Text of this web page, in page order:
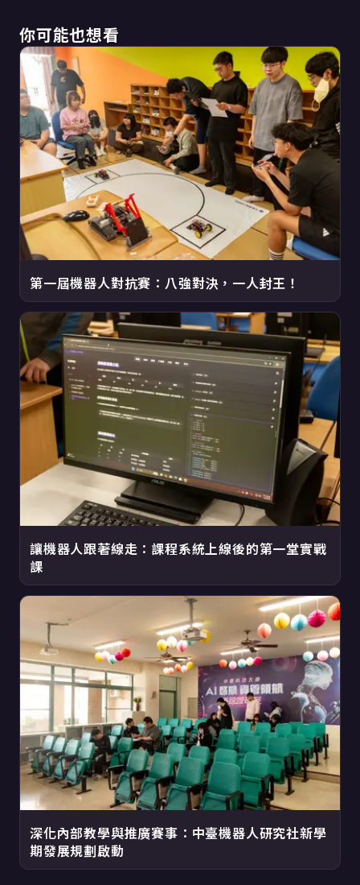
你可能也想看
第一屆機器人對抗賽：八強對決，一人封王！
讓機器人跟著線走：課程系統上線後的第一堂實戰
課
深化內部教學與推廣賽事：中臺機器人研究社新學
期發展規劃啟動